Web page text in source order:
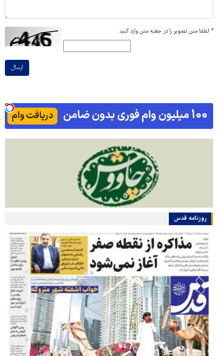
* لطفا متن تصویر را در جعبه متن وارد کنید
ارسال
روزنامه قدس